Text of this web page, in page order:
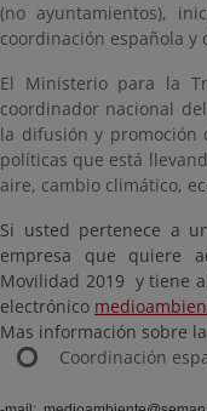
(no ayuntamientos),
coordinación española
El Ministerio para la
coordinador nacional
la difusión y promoción
políticas que está
aire, cambio climático,
Si usted pertenece a
empresa que quiere
Movilidad 2019 y tiene
electrónico
Mas información sobre la
Coordinación